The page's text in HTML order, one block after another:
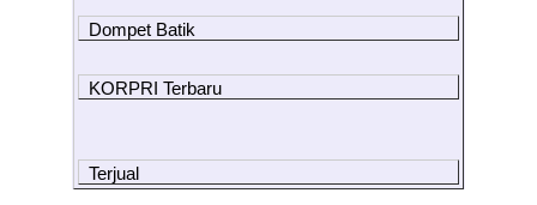
Dompet Batik
KORPRI Terbaru
Terjual